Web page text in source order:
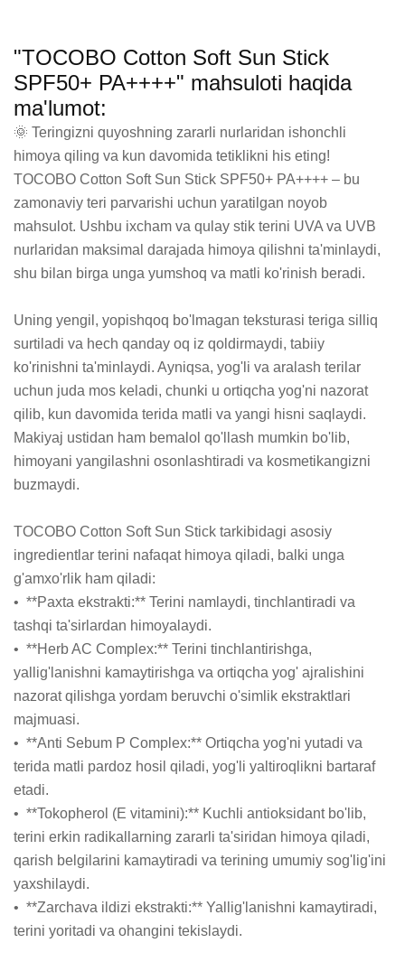
"TOCOBO Cotton Soft Sun Stick
SPF50+ PA++++" mahsuloti haqida
ma'lumot:
🌞 Teringizni quyoshning zararli nurlaridan ishonchli
himoya qiling va kun davomida tetiklikni his eting!
TOCOBO Cotton Soft Sun Stick SPF50+ PA++++ – bu
zamonaviy teri parvarishi uchun yaratilgan noyob
mahsulot. Ushbu ixcham va qulay stik terini UVA va UVB
nurlaridan maksimal darajada himoya qilishni ta'minlaydi,
shu bilan birga unga yumshoq va matli ko'rinish beradi.
Uning yengil, yopishqoq bo'lmagan teksturasi teriga silliq
surtiladi va hech qanday oq iz qoldirmaydi, tabiiy
ko'rinishni ta'minlaydi. Ayniqsa, yog'li va aralash terilar
uchun juda mos keladi, chunki u ortiqcha yog'ni nazorat
qilib, kun davomida terida matli va yangi hisni saqlaydi.
Makiyaj ustidan ham bemalol qo'llash mumkin bo'lib,
himoyani yangilashni osonlashtiradi va kosmetikangizni
buzmaydi.
TOCOBO Cotton Soft Sun Stick tarkibidagi asosiy
ingredientlar terini nafaqat himoya qiladi, balki unga
g'amxo'rlik ham qiladi:
•  **Paxta ekstrakti:** Terini namlaydi, tinchlantiradi va
tashqi ta'sirlardan himoyalaydi.
•  **Herb AC Complex:** Terini tinchlantirishga,
yallig'lanishni kamaytirishga va ortiqcha yog' ajralishini
nazorat qilishga yordam beruvchi o'simlik ekstraktlari
majmuasi.
•  **Anti Sebum P Complex:** Ortiqcha yog'ni yutadi va
terida matli pardoz hosil qiladi, yog'li yaltiroqlikni bartaraf
etadi.
•  **Tokopherol (E vitamini):** Kuchli antioksidant bo'lib,
terini erkin radikallarning zararli ta'siridan himoya qiladi,
qarish belgilarini kamaytiradi va terining umumiy sog'lig'ini
yaxshilaydi.
•  **Zarchava ildizi ekstrakti:** Yallig'lanishni kamaytiradi,
terini yoritadi va ohangini tekislaydi.